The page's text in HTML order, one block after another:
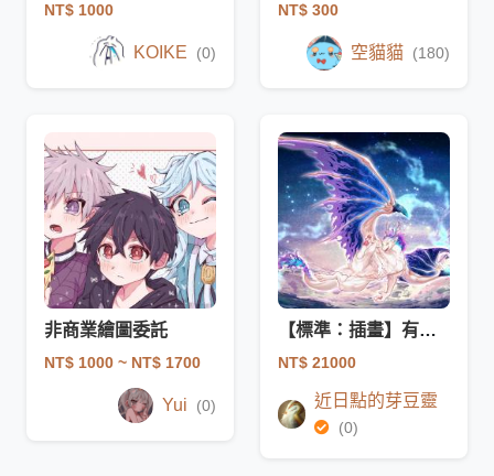
NT$ 1000
KOIKE (0)
NT$ 300
空貓貓 (180)
非商業繪圖委託
NT$ 1000 ~ NT$ 1700
Yui (0)
【標準：插畫】有背景插畫（非商買斷）
NT$ 21000
近日點的芽豆靈
(0)